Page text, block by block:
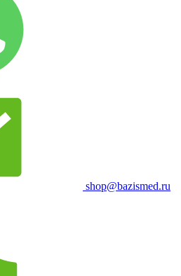
shop@bazismed.ru